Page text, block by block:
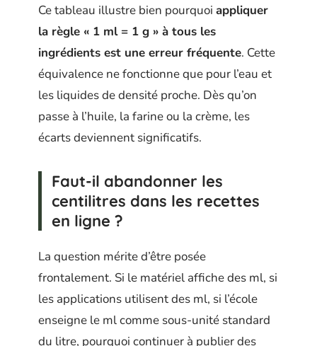
Ce tableau illustre bien pourquoi appliquer
la règle « 1 ml = 1 g » à tous les
ingrédients est une erreur fréquente. Cette
équivalence ne fonctionne que pour l’eau et
les liquides de densité proche. Dès qu’on
passe à l’huile, la farine ou la crème, les
écarts deviennent significatifs.
Faut-il abandonner les
centilitres dans les recettes
en ligne ?
La question mérite d’être posée
frontalement. Si le matériel affiche des ml, si
les applications utilisent des ml, si l’école
enseigne le ml comme sous-unité standard
du litre, pourquoi continuer à publier des